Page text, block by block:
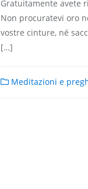
Gratuitamente avete
Non procuratevi oro
vostre cinture, né
[…]
Meditazioni e